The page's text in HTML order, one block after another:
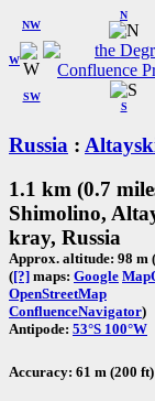
W
NW
N
SW
S
Russia :
1.1 km (0.7
Shimolino,
kray, Russia
Approx. altitude: 98 m
([?] maps: Google
OpenStreetMap
ConfluenceNavigator)
Antipode: 53°S 100°W
Accuracy: 61 m (200 ft)